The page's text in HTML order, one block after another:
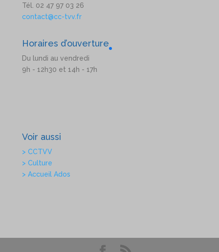
Tél. 02 47 97 03 26
contact@cc-tvv.fr
Horaires d’ouverture
Du lundi au vendredi
9h - 12h30 et 14h - 17h
Voir aussi
> CCTVV
> Culture
> Accueil Ados